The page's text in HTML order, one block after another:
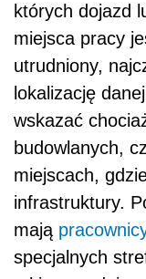
których dojazd
miejsca pracy
utrudniony,
lokalizację
wskazać
budowlanych,
miejscach,
infrastruktury.
mają
specjalnych